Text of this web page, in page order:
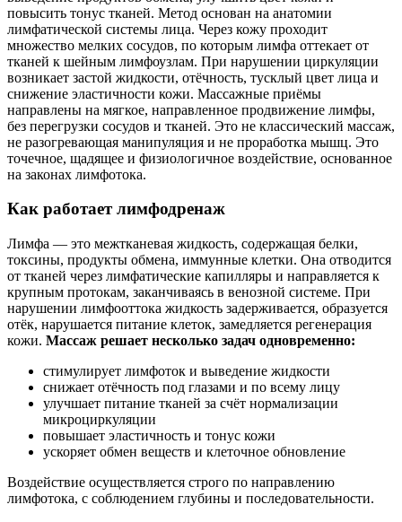
повысить тонус тканей. Метод основан на анатомии
лимфатической системы лица. Через кожу проходит
множество мелких сосудов, по которым лимфа оттекает от
тканей к шейным лимфоузлам. При нарушении циркуляции
возникает застой жидкости, отёчность, тусклый цвет лица и
снижение эластичности кожи. Массажные приёмы
направлены на мягкое, направленное продвижение лимфы,
без перегрузки сосудов и тканей. Это не классический массаж,
не разогревающая манипуляция и не проработка мышц. Это
точечное, щадящее и физиологичное воздействие, основанное
на законах лимфотока.
Как работает лимфодренаж
Лимфа — это межтканевая жидкость, содержащая белки,
токсины, продукты обмена, иммунные клетки. Она отводится
от тканей через лимфатические капилляры и направляется к
крупным протокам, заканчиваясь в венозной системе. При
нарушении лимфооттока жидкость задерживается, образуется
отёк, нарушается питание клеток, замедляется регенерация
кожи. Массаж решает несколько задач одновременно:
стимулирует лимфоток и выведение жидкости
снижает отёчность под глазами и по всему лицу
улучшает питание тканей за счёт нормализации
микроциркуляции
повышает эластичность и тонус кожи
ускоряет обмен веществ и клеточное обновление
Воздействие осуществляется строго по направлению
лимфотока, с соблюдением глубины и последовательности.